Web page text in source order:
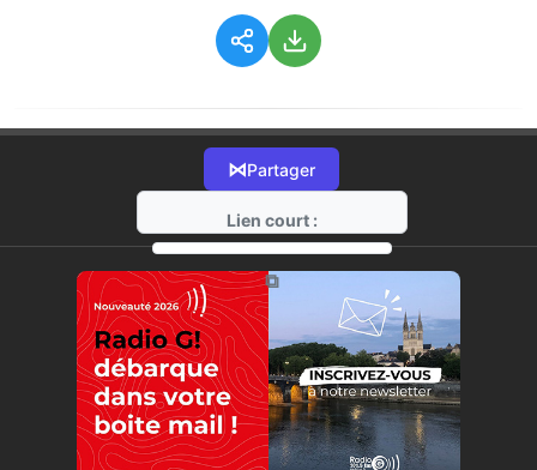
⋈Partager
Lien court :
https://radio-g.fr?8694
⧉